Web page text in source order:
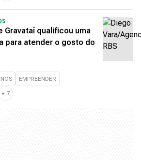
Gravataí qualificou uma
para atender o gosto do
EMPREENDER
+ 7